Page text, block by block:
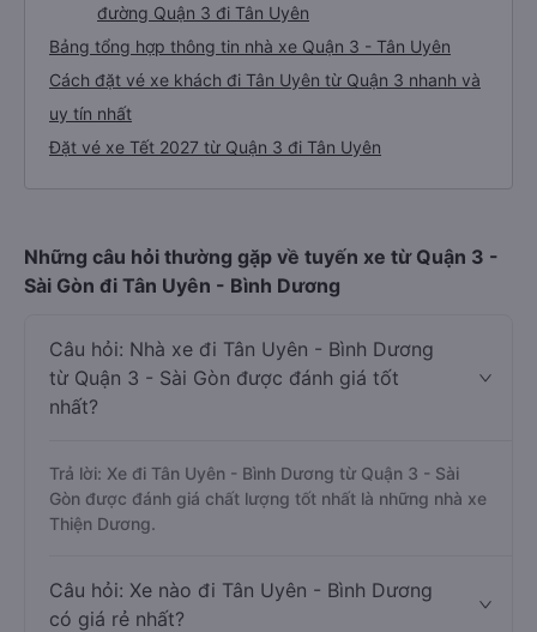
đường Quận 3 đi Tân Uyên
Bảng tổng hợp thông tin nhà xe Quận 3 - Tân Uyên
Cách đặt vé xe khách đi Tân Uyên từ Quận 3 nhanh và
uy tín nhất
Đặt vé xe Tết 2027 từ Quận 3 đi Tân Uyên
Những câu hỏi thường gặp về tuyến xe từ Quận 3 -
Sài Gòn đi Tân Uyên - Bình Dương
Câu hỏi: Nhà xe đi Tân Uyên - Bình Dương
từ Quận 3 - Sài Gòn được đánh giá tốt
nhất?
Trả lời: Xe đi Tân Uyên - Bình Dương từ Quận 3 - Sài
Gòn được đánh giá chất lượng tốt nhất là những nhà xe
Thiện Dương.
Câu hỏi: Xe nào đi Tân Uyên - Bình Dương
có giá rẻ nhất?